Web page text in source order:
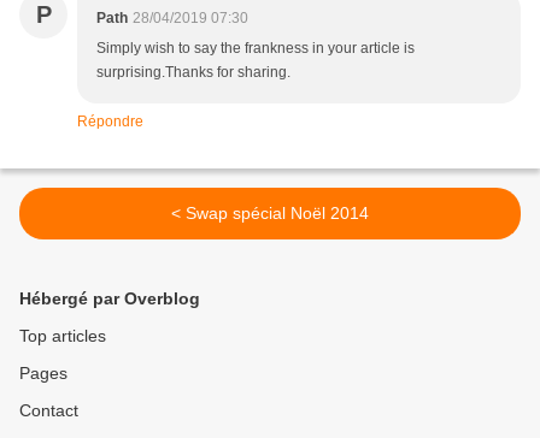
P Path 28/04/2019 07:30
Simply wish to say the frankness in your article is
surprising.Thanks for sharing.
Répondre
< Swap spécial Noël 2014
Hébergé par Overblog
Top articles
Pages
Contact